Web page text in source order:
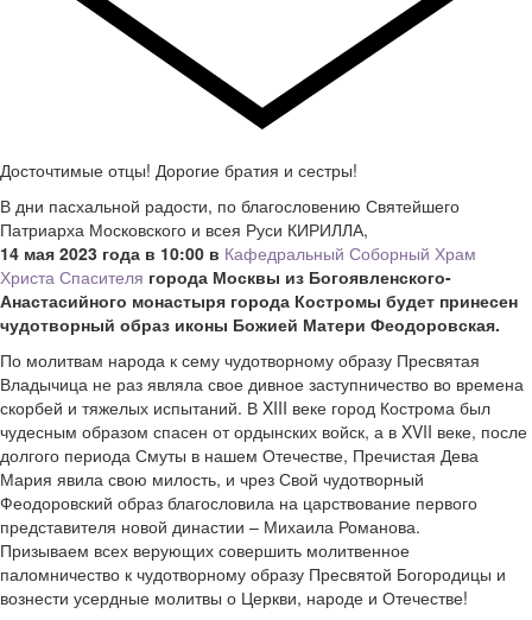
Досточтимые отцы! Дорогие братия и сестры!
В дни пасхальной радости, по благословению Святейшего
Патриарха Московского и всея Руси КИРИЛЛА,
14 мая 2023 года в 10:00 в Кафедральный Соборный Храм
Христа Спасителя города Москвы из Богоявленского-
Анастасийного монастыря города Костромы будет принесен
чудотворный образ иконы Божией Матери Феодоровская.
По молитвам народа к сему чудотворному образу Пресвятая
Владычица не раз являла свое дивное заступничество во времена
скорбей и тяжелых испытаний. В XIII веке город Кострома был
чудесным образом спасен от ордынских войск, а в XVII веке, после
долгого периода Смуты в нашем Отечестве, Пречистая Дева
Мария явила свою милость, и чрез Свой чудотворный
Феодоровский образ благословила на царствование первого
представителя новой династии – Михаила Романова.
Призываем всех верующих совершить молитвенное
паломничество к чудотворному образу Пресвятой Богородицы и
вознести усердные молитвы о Церкви, народе и Отечестве!